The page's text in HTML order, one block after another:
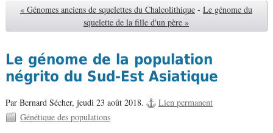
« Génomes anciens de squelettes du Chalcolithique - Le génome du
squelette de la fille d'un père »
Le génome de la population
négrito du Sud-Est Asiatique
Par Bernard Sécher, jeudi 23 août 2018.
Lien permanent
Génétique des populations